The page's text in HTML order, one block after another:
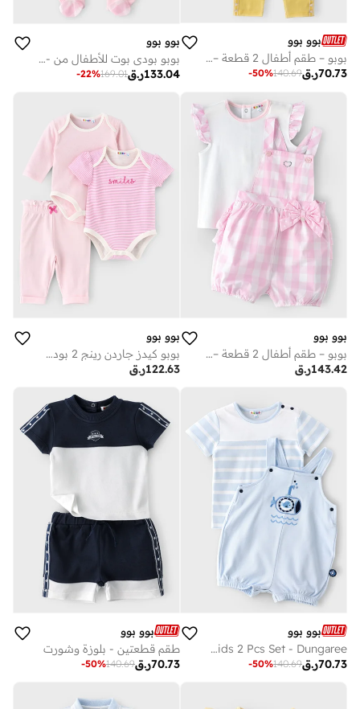
بوو بوو
بوبو – طقم أطفال 2 قطعة – توب وبنطلون 100٪ قطن
ر.ق70.73
140.69
-50%
بوو بوو
بوبو بودي بوت للأطفال من - 100٪ قطن
ر.ق133.04
169.01
-22%
بوو بوو
بوبو – طقم أطفال 2 قطعة – دونغاري وتوب 100٪ قطن
ر.ق143.42
بوو بوو
بوبو كيدز جاردن رينج 2 بودي سويت ليجينج
ر.ق122.63
بوو بوو
BooBoo Kids 2 Pcs Set - Dungaree & توب 100٪ قطن
ر.ق70.73
140.69
-50%
بوو بوو
طقم قطعتين - بلوزة وشورت
ر.ق70.73
140.69
-50%